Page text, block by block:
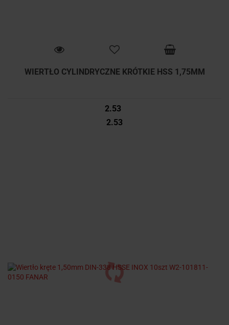
WIERTŁO CYLINDRYCZNE KRÓTKIE HSS 1,75MM
2.53
2.53